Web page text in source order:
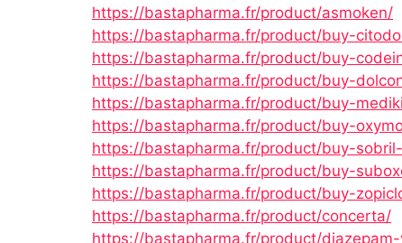
https://bastapharma.fr/product/asmoken/
https://bastapharma.fr/product/buy-
https://bastapharma.fr/product/buy-
https://bastapharma.fr/product/buy-
https://bastapharma.fr/product/buy-
https://bastapharma.fr/product/buy-
https://bastapharma.fr/product/buy-
https://bastapharma.fr/product/buy-
https://bastapharma.fr/product/buy-
https://bastapharma.fr/product/concerta/
https://bastapharma.fr/product/